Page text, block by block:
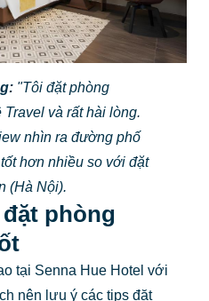
"Tôi đặt phòng
Travelvà rất hài lòng.
nhìn ra đường phố
hơn nhiều so với đặt
(Hà Nội).
phòng
tại Senna Hue Hotel với
nên lưu ý các tips đặt